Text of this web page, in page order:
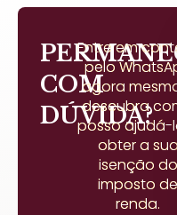
COM
DÚVIDA?
Entre em
pelo
agora
descubra
posso ajudá-
obter a sua
isenção do
imposto de
renda.